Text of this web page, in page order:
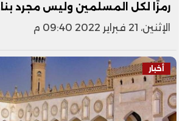
رمزًا لكل المسلمين وليس مجرد
الإثنين، 21 فبراير 2022 09:40 م
أخبار